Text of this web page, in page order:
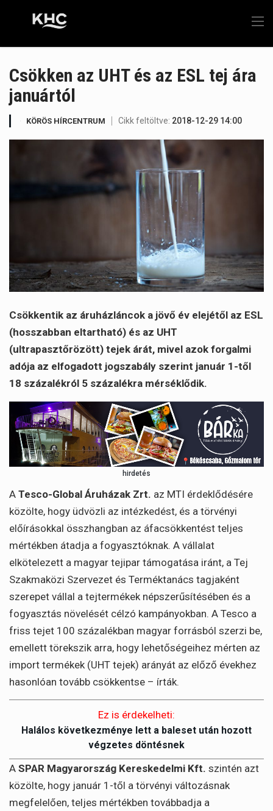
Csökken az UHT és az ESL tej ára
januártól
KÖRÖS HÍRCENTRUM Cikk feltöltve: 2018-12-29 14:00
Csökkentik az áruházláncok a jövő év elejétől az ESL
(hosszabban eltartható) és az UHT
(ultrapasztőrözött) tejek árát, mivel azok forgalmi
adója az elfogadott jogszabály szerint január 1-től
18 százalékról 5 százalékra mérséklődik.
hirdetés
A Tesco-Global Áruházak Zrt. az MTI érdeklődésére
közölte, hogy üdvözli az intézkedést, és a törvényi
előírásokkal összhangban az áfacsökkentést teljes
mértékben átadja a fogyasztóknak. A vállalat
elkötelezett a magyar tejipar támogatása iránt, a Tej
Szakmaközi Szervezet és Terméktanács tagjaként
szerepet vállal a tejtermékek népszerűsítésében és a
fogyasztás növelését célzó kampányokban. A Tesco a
friss tejet 100 százalékban magyar forrásból szerzi be,
emellett törekszik arra, hogy lehetőségeihez mérten az
import termékek (UHT tejek) arányát az előző évekhez
hasonlóan tovább csökkentse – írták.
Ez is érdekelheti:
Halálos következménye lett a baleset után hozott
végzetes döntésnek
A SPAR Magyarország Kereskedelmi Kft. szintén azt
közölte, hogy január 1-től a törvényi változásnak
megfelelően, teljes mértékben továbbadja a